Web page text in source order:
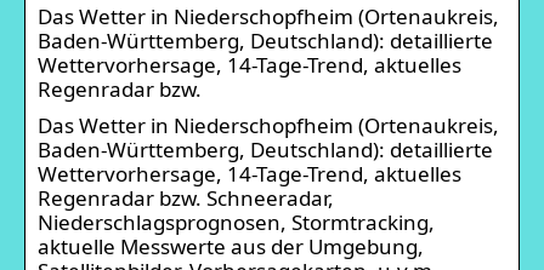
Das Wetter in Niederschopfheim (Ortenaukreis,
Baden-Württemberg, Deutschland): detaillierte
Wettervorhersage, 14-Tage-Trend, aktuelles
Regenradar bzw.
Das Wetter in Niederschopfheim (Ortenaukreis,
Baden-Württemberg, Deutschland): detaillierte
Wettervorhersage, 14-Tage-Trend, aktuelles
Regenradar bzw. Schneeradar,
Niederschlagsprognosen, Stormtracking,
aktuelle Messwerte aus der Umgebung,